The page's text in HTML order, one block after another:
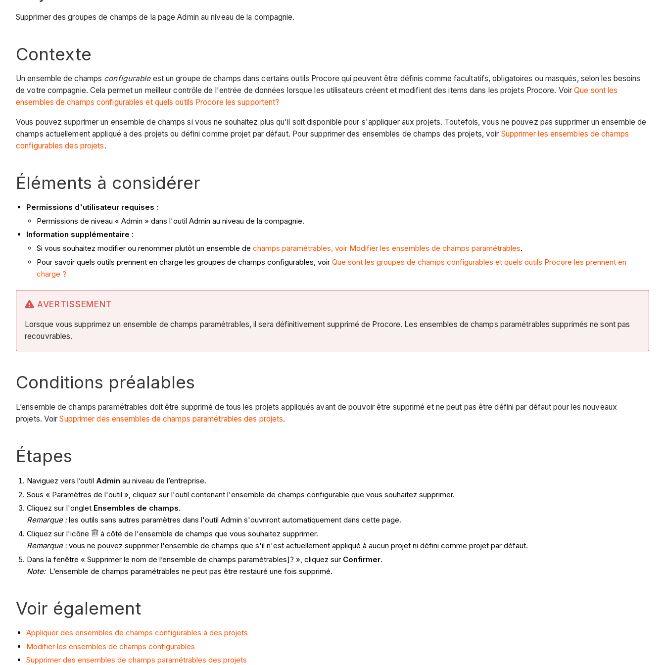
Supprimer des groupes de champs de la page Admin au niveau de la compagnie.
Contexte
Un ensemble de champs configurableest un groupe de champs dans certains outils Procore qui peuvent être définis comme facultatifs, obligatoires ou masqués, selon les besoins
de votre compagnie. Cela permet un meilleur contrôle de l'entrée de données lorsque les utilisateurs créent et modifient des items dans les projets Procore. VoirQue sont les
ensembles de champs configurables et quels outils Procore les supportent?
Vous pouvez supprimer un ensemble de champs si vous ne souhaitez plus qu'il soit disponible pour s'appliquer aux projets. Toutefois, vous ne pouvez pas supprimer un ensemble de
champs actuellement appliqué à des projets ou défini comme projet par défaut. Pour supprimer des ensembles de champs des projets, voir Supprimer les ensembles de champs
configurables des projets.
Éléments à considérer
Permissions d'utilisateur requises :
Permissions de niveau « Admin » dans l'outil Admin au niveau de la compagnie.
Information supplémentaire :
Si vous souhaitez modifier ou renommer plutôt un ensemble de champs paramétrables, voir Modifier les ensembles de champs paramétrables.
Pour savoir quels outils prennent en charge les groupes de champs configurables, voir Que sont les groupes de champs configurables et quels outils Procore les prennent en
charge ?
AVERTISSEMENT
Lorsque vous supprimez un ensemble de champs paramétrables, il sera définitivement supprimé de Procore. Les ensembles de champs paramétrables supprimés ne sont pas
recouvrables.
Conditions préalables
L’ensemble de champs paramétrables doit être supprimé de tous les projets appliqués avant de pouvoir être supprimé et ne peut pas être défini par défaut pour les nouveaux
projets. VoirSupprimer des ensembles de champs paramétrables des projets.
Étapes
Naviguez vers l’outil Admin au niveau de l’entreprise.
Sous « Paramètres de l'outil », cliquez sur l'outil contenant l'ensemble de champs configurable que vous souhaitez supprimer.
Cliquez sur l'onglet Ensembles de champs.
Remarque : les outils sans autres paramètres dans l'outil Admin s'ouvriront automatiquement dans cette page.
Cliquez sur l'icône
à côté de l'ensemble de champs que vous souhaitez supprimer.
Remarque :vous ne pouvez supprimer l'ensemble de champs que s'il n'est actuellement appliqué à aucun projet ni défini comme projet par défaut.
Dans la fenêtre « Supprimer le nom de l’ensemble de champs paramétrables]? », cliquez sur Confirmer.
Note: L’ensemble de champs paramétrables ne peut pas être restauré une fois supprimé.
Voir également
Appliquer des ensembles de champs configurables à des projets
Modifier les ensembles de champs configurables
Supprimer des ensembles de champs paramétrables des projets